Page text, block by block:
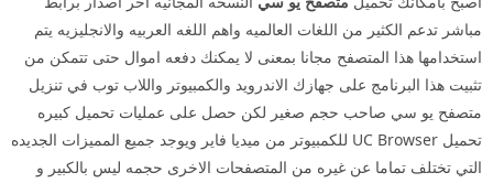
مباشر تدعم الكثير من اللغات العالميه واهم اللغه العربيه والانجليزيه يتم
استخدامها هذا المتصفح مجانا بمعنى لا يمكنك دفعه اموال حتى تتمكن من
تثبيت هذا البرنامج على جهازك الاندرويد والكمبيوتر واللاب توب في تنزيل
متصفح يو سي صاحب حجم صغير لكن حصل على عمليات تحميل كبيره
تحميل UC Browser للكمبيوتر من ميديا فاير ويوجد جميع المميزات الجديده
التي تختلف تماما عن غيره من المتصفحات الاخرى حجمه ليس بالكبير و